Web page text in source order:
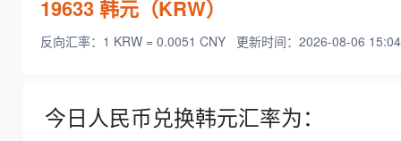
19633韩元（KRW）
反向汇率：1 KRW = 0.0051 CNY 更新时间：2026-08-06
今日人民币兑换韩元汇率为：